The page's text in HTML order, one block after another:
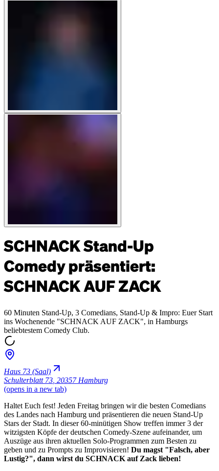
SCHNACK Stand-Up
Comedy präsentiert:
SCHNACK AUF ZACK
60 Minuten Stand-Up, 3 Comedians, Stand-Up & Impro: Euer Start
ins Wochenende "SCHNACK AUF ZACK", in Hamburgs
beliebtestem Comedy Club.
Haus 73 (Saal)
Schulterblatt 73 20357 Hamburg
(opens in a new tab)
Haltet Euch fest! Jeden Freitag bringen wir die besten Comedians
des Landes nach Hamburg und präsentieren die neuen Stand-Up
Stars der Stadt. In dieser 60-minütigen Show treffen immer 3 der
witzigsten Köpfe der deutschen Comedy-Szene aufeinander, um
Auszüge aus ihren aktuellen Solo-Programmen zum Besten zu
geben und zu Prompts zu Improvisieren! Du magst "Falsch, aber
Lustig?", dann wirst du SCHNACK auf Zack lieben!